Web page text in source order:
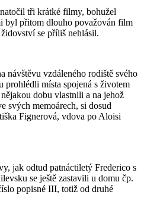
tři krátké filmy, bohužel
byl přitom dlouho považován film
se příliš nehlásil.
návštěvu vzdáleného rodiště svého
prohlédli místa spojená s životem
dobu vlastnili a na jehož
svých memoárech, si dosud
Fignerová, vdova po Aloisi
jak odtud patnáctiletý Frederico s
se ještě zastavili u domu čp.
popisné III, totiž od druhé